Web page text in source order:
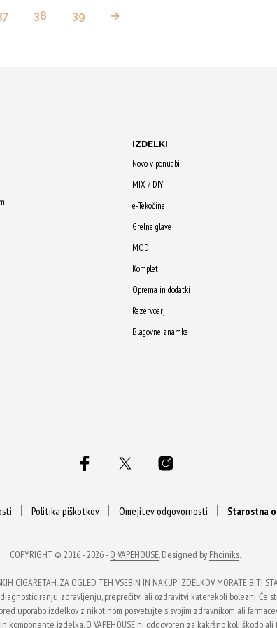
38 39 →
IZDELKI
Novo v ponudbi
MIX / DIY
e-Tekočine
Grelne glave
MODi
Kompleti
Oprema in dodatki
Rezervoarji
Blagovne znamke
Politika piškotkov Omejitev odgovornosti Starostna
COPYRIGHT © 2016 - 2026 -Q VAPEHOUSE. Designed by Phoiniks.
CIGARETAH. ZA OGLED TEH VSEBIN IN NAKUP IZDELKOV MORATE
zdravljenju, preprečitvi ali ozdravitvi katerekoli bolezni.
uporabo izdelkov z nikotinom posvetujte s svojim zdravnikom ali
izdelka. Q VAPEHOUSE ni odgovoren za kakršno koli škodo